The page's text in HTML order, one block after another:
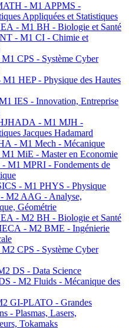
- M1 APPMS -
Appliquées et Statistiques
- M1 BH - Biologie et Santé
- M1 CI - Chimie et
CPS - Système Cyber
HEP - Physique des Hautes
IES - Innovation, Entreprise
- M1 MJH -
Jacques Hadamard
- M1 Mech - Mécanique
MiE - Master en Economie
M1 MPRI - Fondements de
- M1 PHYS - Physique
M2 AAG - Analyse,
Géométrie
- M2 BH - Biologie et Santé
- M2 BME - Ingénierie
CPS - Système Cyber
DS - Data Science
- M2 Fluids - Mécanique des
GI-PLATO - Grandes
- Plasmas, Lasers,
Tokamaks